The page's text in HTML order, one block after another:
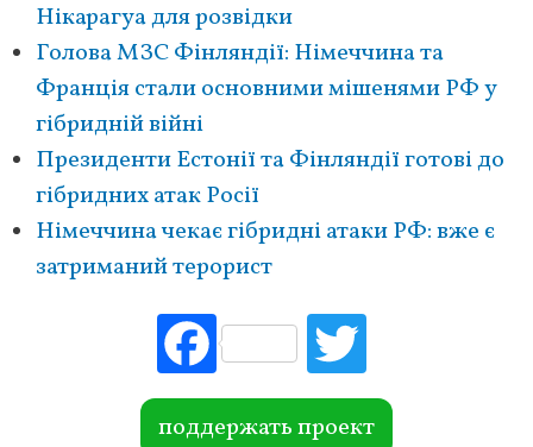
Нікарагуа для розвідки
Голова МЗС Фінляндії: Німеччина та
Франція стали основними мішенями РФ у
гібридній війні
Президенти Естонії та Фінляндії готові до
гібридних атак Росії
Німеччина чекає гібридні атаки РФ: вже є
затриманий терорист
Fac
ebo
ok r
поддержать проект